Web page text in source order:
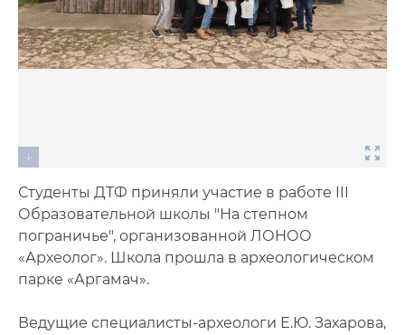
Студенты ДТФ приняли участие в работе III
Образовательной школы "На степном
пограничье", организованной ЛОНОО
«Археолог». Школа прошла в археологическом
парке «Аргамач».
Ведущие специалисты-археологи Е.Ю. Захарова,